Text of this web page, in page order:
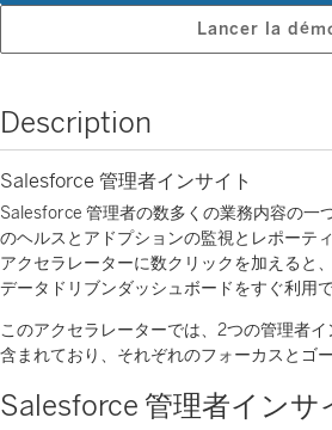
Lancer la
Description
Salesforce 管理者インサイト
Salesforce 管理者の数多くの業務内容の一
のヘルスとアドプションの監視とレポーテ
アクセラレーターに数クリックを加えると
データドリブンダッシュボードをすぐ利用
このアクセラレーターでは、2つの管理者
含まれており、それぞれのフォーカスとゴ
Salesforce 管理者インサ